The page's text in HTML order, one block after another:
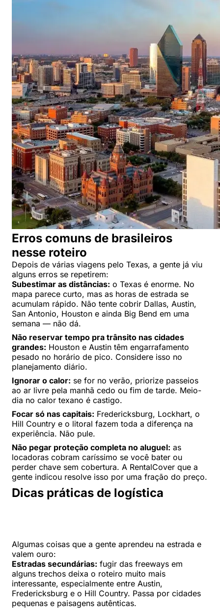
Erros comuns de brasileiros
nesse roteiro
Depois de várias viagens pelo Texas, a gente já viu
alguns erros se repetirem:
Subestimar as distâncias: o Texas é enorme. No
mapa parece curto, mas as horas de estrada se
acumulam rápido. Não tente cobrir Dallas, Austin,
San Antonio, Houston e ainda Big Bend em uma
semana — não dá.
Não reservar tempo pra trânsito nas cidades
grandes: Houston e Austin têm engarrafamento
pesado no horário de pico. Considere isso no
planejamento diário.
Ignorar o calor: se for no verão, priorize passeios
ao ar livre pela manhã cedo ou fim de tarde. Meio-
dia no calor texano é castigo.
Focar só nas capitais: Fredericksburg, Lockhart, o
Hill Country e o litoral fazem toda a diferença na
experiência. Não pule.
Não pegar proteção completa no aluguel: as
locadoras cobram caríssimo se você bater ou
perder chave sem cobertura. A RentalCover que a
gente indicou resolve isso por uma fração do preço.
Dicas práticas de logística
Algumas coisas que a gente aprendeu na estrada e
valem ouro:
Estradas secundárias: fugir das freeways em
alguns trechos deixa o roteiro muito mais
interessante, especialmente entre Austin,
Fredericksburg e o Hill Country. Passa por cidades
pequenas e paisagens autênticas.